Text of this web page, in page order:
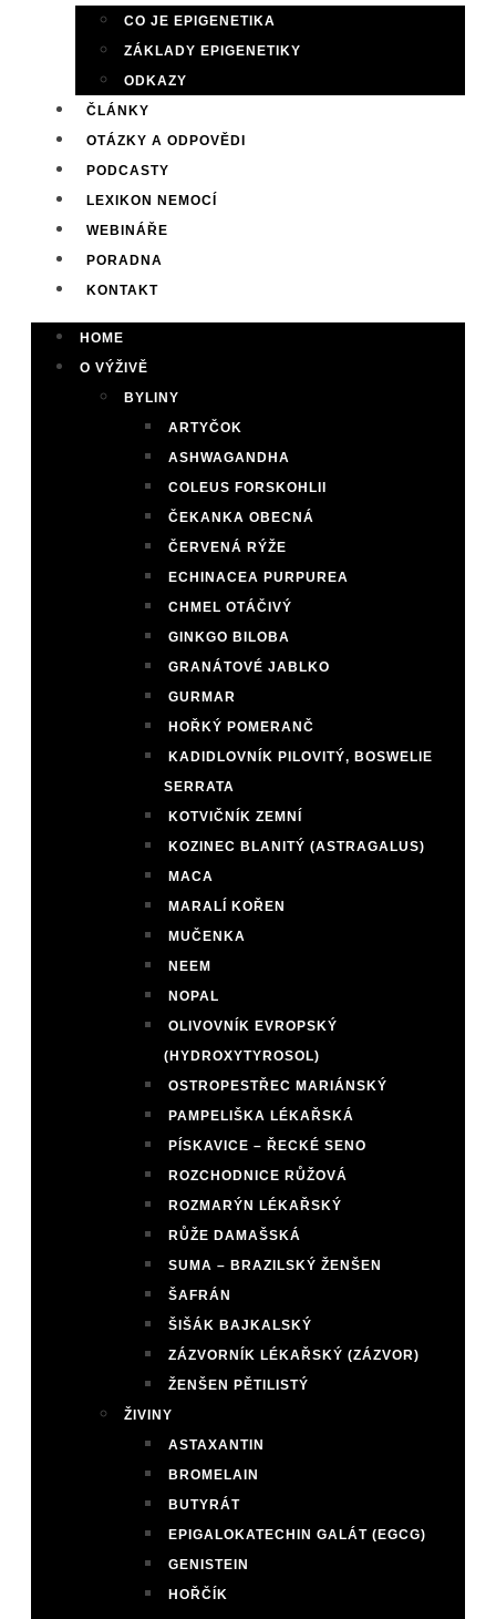
CO JE EPIGENETIKA
ZÁKLADY EPIGENETIKY
ODKAZY
ČLÁNKY
OTÁZKY A ODPOVĚDI
PODCASTY
LEXIKON NEMOCÍ
WEBINÁŘE
PORADNA
KONTAKT
HOME
O VÝŽIVĚ
BYLINY
ARTYČOK
ASHWAGANDHA
COLEUS FORSKOHLII
ČEKANKA OBECNÁ
ČERVENÁ RÝŽE
ECHINACEA PURPUREA
CHMEL OTÁČIVÝ
GINKGO BILOBA
GRANÁTOVÉ JABLKO
GURMAR
HOŘKÝ POMERANČ
KADIDLOVNÍK PILOVITÝ, BOSWELIE
SERRATA
KOTVIČNÍK ZEMNÍ
KOZINEC BLANITÝ (ASTRAGALUS)
MACA
MARALÍ KOŘEN
MUČENKA
NEEM
NOPAL
OLIVOVNÍK EVROPSKÝ
(HYDROXYTYROSOL)
OSTROPESTŘEC MARIÁNSKÝ
PAMPELIŠKA LÉKAŘSKÁ
PÍSKAVICE – ŘECKÉ SENO
ROZCHODNICE RŮŽOVÁ
ROZMARÝN LÉKAŘSKÝ
RŮŽE DAMAŠSKÁ
SUMA – BRAZILSKÝ ŽENŠEN
ŠAFRÁN
ŠIŠÁK BAJKALSKÝ
ZÁZVORNÍK LÉKAŘSKÝ (ZÁZVOR)
ŽENŠEN PĚTILISTÝ
ŽIVINY
ASTAXANTIN
BROMELAIN
BUTYRÁT
EPIGALOKATECHIN GALÁT (EGCG)
GENISTEIN
HOŘČÍK